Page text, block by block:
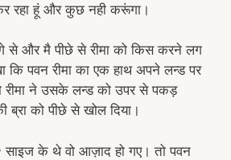
रहा हूं और कुछ नही करूंगा।
से और मै पीछे से रीमा को किस करने लग
कि पवन रीमा का एक हाथ अपने लन्ड पर
रीमा ने उसके लन्ड को उपर से पकड़
ब्रा को पीछे से खोल दिया।
के थे वो आज़ाद हो गए। तो पवन